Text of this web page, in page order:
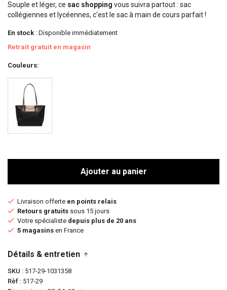
Souple et léger, ce sac shopping vous suivra partout : sac
collégiennes et lycéennes, c'est le sac à main de cours parfait !
En stock : Disponible immédiatement
Retrait gratuit en magasin
Couleurs
Ajouter au panier
Livraison offerte en points relais
Retours gratuits sous 15 jours
Votre spécialiste depuis plus de 20 ans
5 magasins en France
Détails & entretien
SKU
517-29-1031358
Rèf
517-29